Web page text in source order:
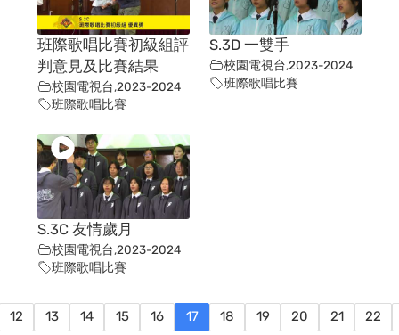
班際歌唱比賽初級組評
判意見及比賽結果
校園電視台,2023-2024
班際歌唱比賽
S.3D 一雙手
校園電視台,2023-2024
班際歌唱比賽
S.3C 友情歲月
校園電視台,2023-2024
班際歌唱比賽
12 13 14 15 16 17 18 19 20 21 22